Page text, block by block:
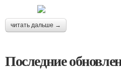
читать дальше →
Последние